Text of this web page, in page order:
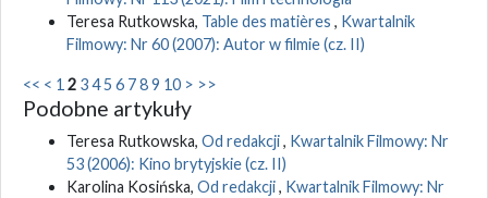
Teresa Rutkowska, Table des matières , Kwartalnik
Filmowy: Nr 60 (2007): Autor w filmie (cz. II)
<< < 1 2 345 6 789 10 > >>
Podobne artykuły
Teresa Rutkowska, Od redakcji, Kwartalnik Filmowy: Nr
53 (2006): Kino brytyjskie (cz. II)
Karolina Kosińska, Od redakcji, Kwartalnik Filmowy: Nr